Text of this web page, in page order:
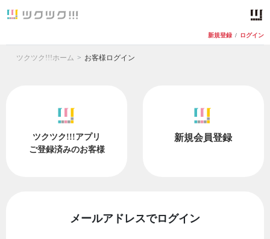
新規登録 / ログイン
ツクツク!!!ホーム お客様ログイン
ツクツク!!!アプリ
ご登録済みのお客様
新規会員登録
メールアドレスでログイン